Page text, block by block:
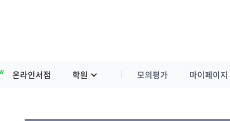
온라인서점 학원 모의평가 마이페이지